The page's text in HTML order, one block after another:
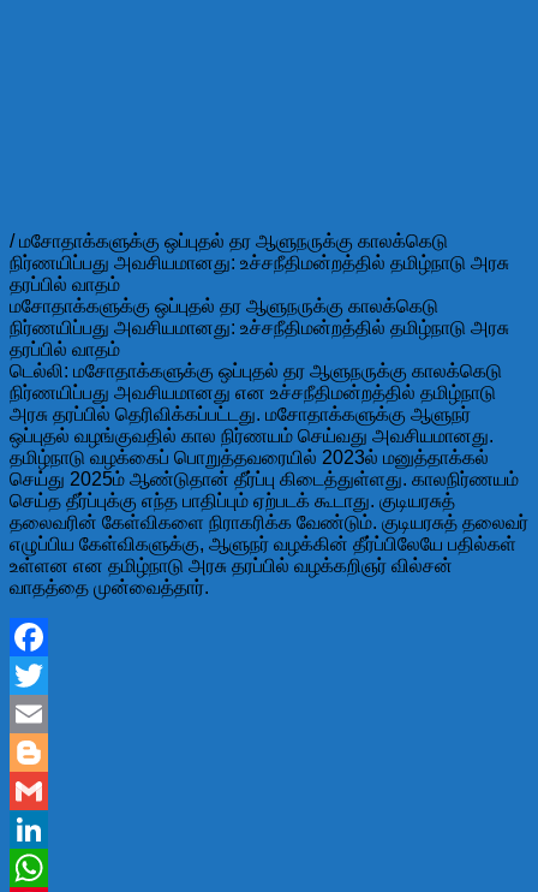
/ மசோதாக்களுக்கு ஒப்புதல் தர ஆளுநருக்கு காலக்கெடு
நிர்ணயிப்பது அவசியமானது: உச்சநீதிமன்றத்தில் தமிழ்நாடு அரசு
தரப்பில் வாதம்
மசோதாக்களுக்கு ஒப்புதல் தர ஆளுநருக்கு காலக்கெடு
நிர்ணயிப்பது அவசியமானது: உச்சநீதிமன்றத்தில் தமிழ்நாடு அரசு
தரப்பில் வாதம்
டெல்லி: மசோதாக்களுக்கு ஒப்புதல் தர ஆளுநருக்கு காலக்கெடு
நிர்ணயிப்பது அவசியமானது என உச்சநீதிமன்றத்தில் தமிழ்நாடு
அரசு தரப்பில் தெரிவிக்கப்பட்டது. மசோதாக்களுக்கு ஆளுநர்
ஒப்புதல் வழங்குவதில் கால நிர்ணயம் செய்வது அவசியமானது.
தமிழ்நாடு வழக்கைப் பொறுத்தவரையில் 2023ல் மனுத்தாக்கல்
செய்து 2025ம் ஆண்டுதான் தீர்ப்பு கிடைத்துள்ளது. காலநிர்ணயம்
செய்த தீர்ப்புக்கு எந்த பாதிப்பும் ஏற்படக் கூடாது. குடியரசுத்
தலைவரின் கேள்விகளை நிராகரிக்க வேண்டும். குடியரசுத் தலைவர்
எழுப்பிய கேள்விகளுக்கு, ஆளுநர் வழக்கின் தீர்ப்பிலேயே பதில்கள்
உள்ளன என தமிழ்நாடு அரசு தரப்பில் வழக்கறிஞர் வில்சன்
வாதத்தை முன்வைத்தார்.
Facebook
Twitter
Email
Blogger
Gmail
LinkedIn